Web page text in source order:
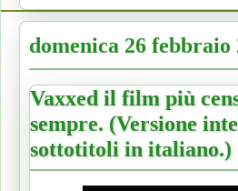
domenica 26 febbraio
Vaxxed il film più
sempre. (Versione
sottotitoli in italiano.)